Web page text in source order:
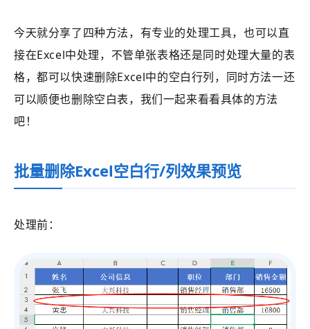
今天就分享了四种方法，有专业的处理工具，也可以直
接在Excel中处理，不管单张表格还是同时处理大量的表
格，都可以快速删除Excel中的空白行列，同时方法一还
可以顺便也删除空白表，我们一起来看看具体的方法
吧！
批量删除Excel空白行/列效果预览
处理前：